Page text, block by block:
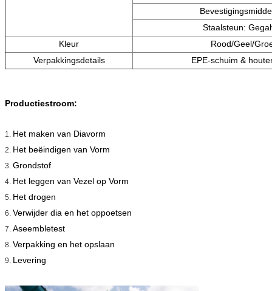
Staalsteun:
Kleur
Rood/Geel/
Verpakkingsdetails
EPE-schuim &
Productiestroom:
1. Het maken van Diavorm
2. Het beëindigen van Vorm
3. Grondstof
4. Het leggen van Vezel op Vorm
5. Het drogen
6. Verwijder dia en het oppoetsen
7. Aseembletest
8. Verpakking en het opslaan
9. Levering